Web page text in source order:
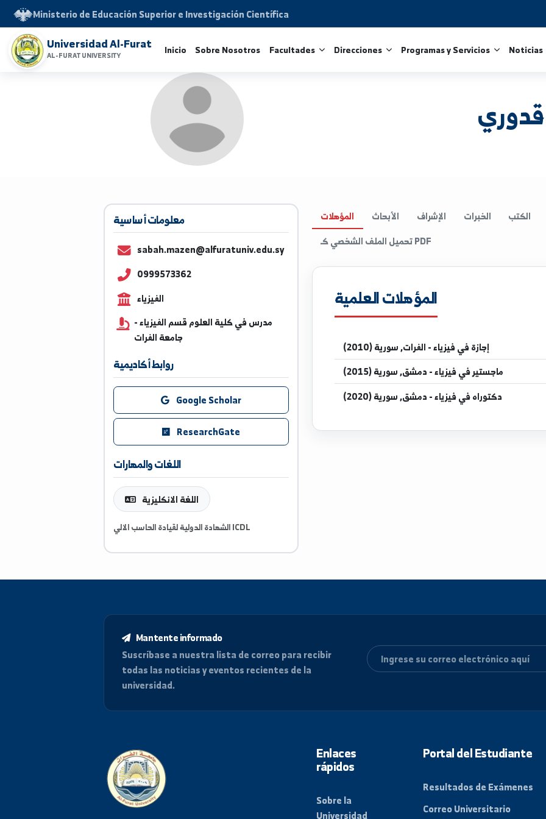
Ministerio de Educación Superior e Investigación Científica
Universidad Al-Furat
AL-FURAT UNIVERSITY Inicio Sobre Nosotros Facultades Direcciones Programas y Servicios
معلومات أساسية
sabah.mazen@alfuratuniv.edu.sy
0999573362
الفيزياء
مدرس في كلية العلوم قسم الفيزياء -
جامعة الفرات
روابط أكاديمية
Google Scholar
ResearchGate
اللغات والمهارات
اللغة الانكليزية
المؤهلات الأبحاث
تحميل الملف الشخصي كـ PDF
إجازةفي فيزياء - الفرات, سورية (2010)
Mantente informado
todas las noticias y eventos recientes de la
universidad.